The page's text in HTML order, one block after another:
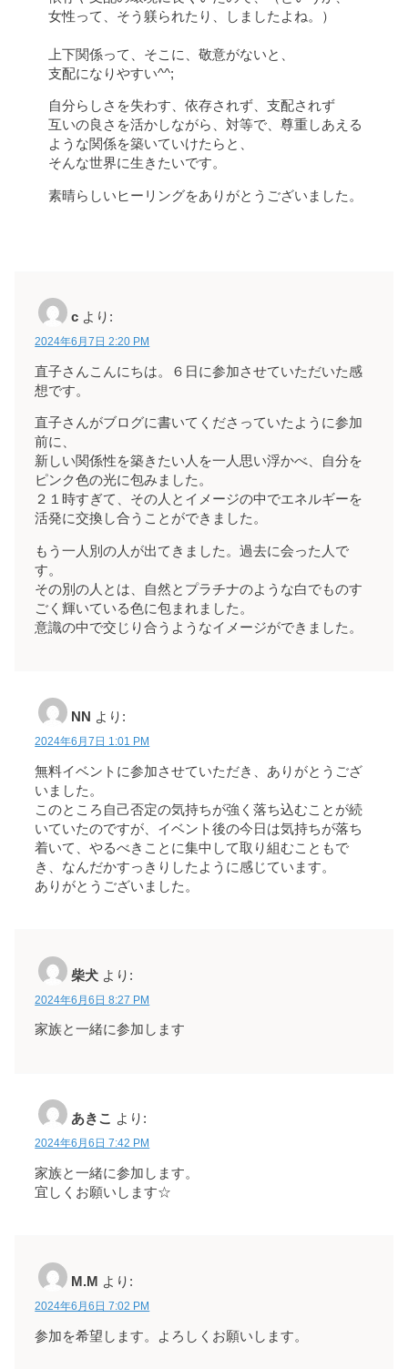
女性って、そう躾られたり、しましたよね。）
上下関係って、そこに、敬意がないと、
支配になりやすい^^;
自分らしさを失わす、依存されず、支配されず
互いの良さを活かしながら、対等で、尊重しあえる
ような関係を築いていけたらと、
そんな世界に生きたいです。
素晴らしいヒーリングをありがとうございました。
c より:
2024年6月7日 2:20 PM
直子さんこんにちは。６日に参加させていただいた感
想です。
直子さんがブログに書いてくださっていたように参加
前に、
新しい関係性を築きたい人を一人思い浮かべ、自分を
ピンク色の光に包みました。
２１時すぎて、その人とイメージの中でエネルギーを
活発に交換し合うことができました。
もう一人別の人が出てきました。過去に会った人で
す。
その別の人とは、自然とプラチナのような白でものす
ごく輝いている色に包まれました。
意識の中で交じり合うようなイメージができました。
NN より:
2024年6月7日 1:01 PM
無料イベントに参加させていただき、ありがとうござ
いました。
このところ自己否定の気持ちが強く落ち込むことが続
いていたのですが、イベント後の今日は気持ちが落ち
着いて、やるべきことに集中して取り組むこともで
き、なんだかすっきりしたように感じています。
ありがとうございました。
柴犬 より:
2024年6月6日 8:27 PM
家族と一緒に参加します
あきこ より:
2024年6月6日 7:42 PM
家族と一緒に参加します。
宜しくお願いします☆
M.M より:
2024年6月6日 7:02 PM
参加を希望します。よろしくお願いします。